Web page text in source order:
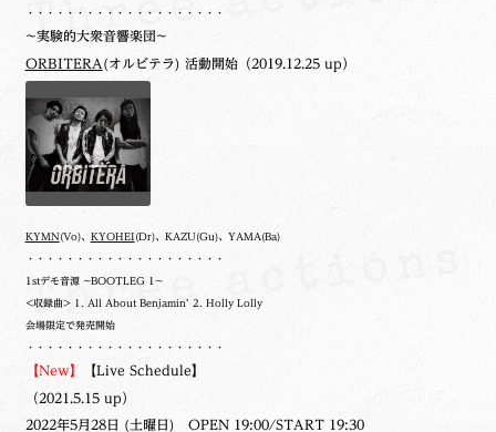
・・・・・・・・・・・・・・・・・・・・
~実験的大衆音響楽団~
ORBITERA (オルビテラ) 活動開始（2019.12.25 up）
KYMN(Vo)、 KYOHEI (Dr)、KAZU(Gu)、YAMA(Ba)
・・・・・・・・・・・・・・・・・・・・
1stデモ音源 ~BOOTLEG 1~
<収録曲> 1. All About Benjamin’ 2. Holly Lolly
会場限定で発売開始
・・・・・・・・・・・・・・・・・・・・
【New】 【Live Schedule】
（2021.5.15 up）
2022年5月28日 (土曜日) OPEN 19:00/START 19:30